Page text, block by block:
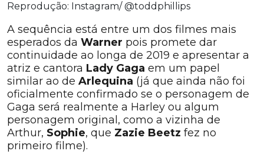
Reprodução: Instagram/ @toddphillips
A sequência está entre um dos filmes mais
esperados da Warner pois promete dar
continuidade ao longa de 2019 e apresentar a
atriz e cantora Lady Gaga em um papel
similar ao de Arlequina (já que ainda não foi
oficialmente confirmado se o personagem de
Gaga será realmente a Harley ou algum
personagem original, como a vizinha de
Arthur, Sophie, que Zazie Beetz fez no
primeiro filme).